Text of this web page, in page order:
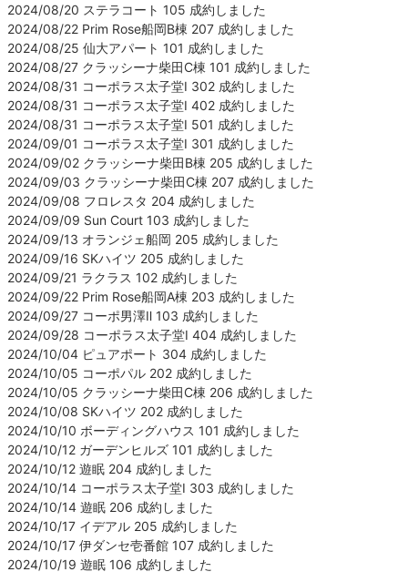
2024/08/20 ステラコート 105 成約しました
2024/08/22 Prim Rose船岡B棟 207 成約しました
2024/08/25 仙大アパート 101 成約しました
2024/08/27 クラッシーナ柴田C棟 101 成約しました
2024/08/31 コーポラス太子堂Ⅰ 302 成約しました
2024/08/31 コーポラス太子堂Ⅰ 402 成約しました
2024/08/31 コーポラス太子堂Ⅰ 501 成約しました
2024/09/01 コーポラス太子堂Ⅰ 301 成約しました
2024/09/02 クラッシーナ柴田B棟 205 成約しました
2024/09/03 クラッシーナ柴田C棟 207 成約しました
2024/09/08 フロレスタ 204 成約しました
2024/09/09 Sun Court 103 成約しました
2024/09/13 オランジェ船岡 205 成約しました
2024/09/16 SKハイツ 205 成約しました
2024/09/21 ラクラス 102 成約しました
2024/09/22 Prim Rose船岡A棟 203 成約しました
2024/09/27 コーポ男澤Ⅱ 103 成約しました
2024/09/28 コーポラス太子堂Ⅰ 404 成約しました
2024/10/04 ピュアポート 304 成約しました
2024/10/05 コーポパル 202 成約しました
2024/10/05 クラッシーナ柴田C棟 206 成約しました
2024/10/08 SKハイツ 202 成約しました
2024/10/10 ボーディングハウス 101 成約しました
2024/10/12 ガーデンヒルズ 101 成約しました
2024/10/12 遊眠 204 成約しました
2024/10/14 コーポラス太子堂Ⅰ 303 成約しました
2024/10/14 遊眠 206 成約しました
2024/10/17 イデアル 205 成約しました
2024/10/17 伊ダンセ壱番館 107 成約しました
2024/10/19 遊眠 106 成約しました